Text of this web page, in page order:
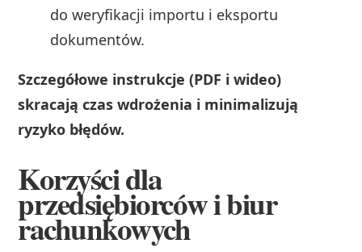
do weryfikacji importu i eksportu
dokumentów.
Szczegółowe instrukcje (PDF i wideo)
skracają czas wdrożenia i minimalizują
ryzyko błędów.
Korzyści dla
przedsiębiorców i biur
rachunkowych